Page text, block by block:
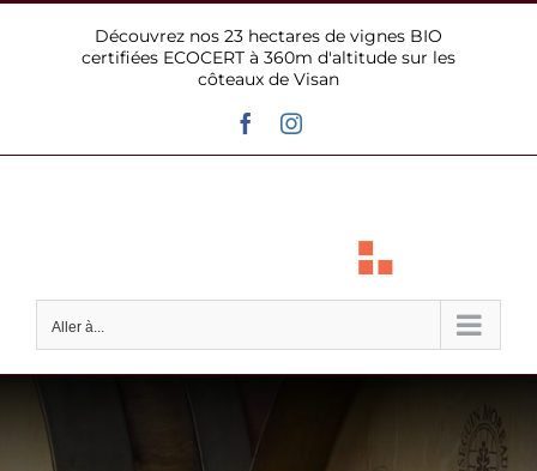
Découvrez nos 23 hectares de vignes BIO
certifiées ECOCERT à 360m d'altitude sur les
côteaux de Visan
FacebookInstagram
Aller à...